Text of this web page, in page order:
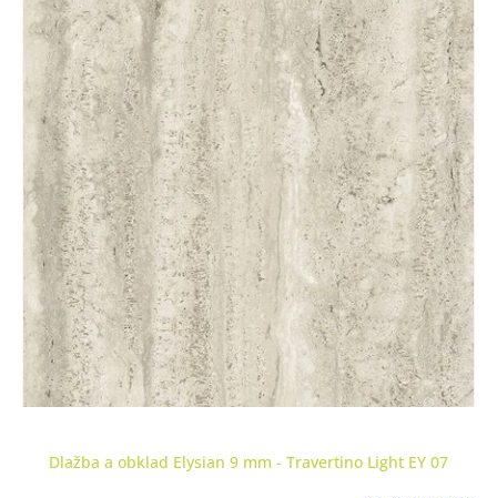
Dlažba a obklad Elysian 9 mm - Travertino Light EY 07